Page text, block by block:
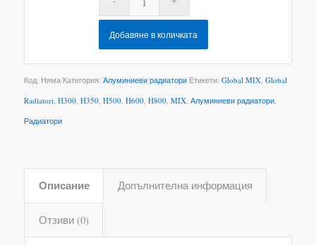
Добавяне в количката
Код: Няма Категория: Алуминиеви радиатори Етикети: Global MIX, Global
Radiatori, H300, H350, H500, H600, H800, MIX, Алуминиеви радиатори,
Радиатори
Описание Допълнителна информация
Отзиви (0)